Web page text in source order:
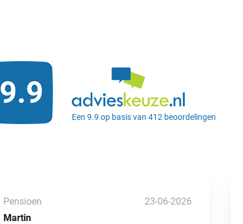
9.9
Een 9.9 op basis van 412 beoordelingen
Martin
Pensioen 23-06-2026